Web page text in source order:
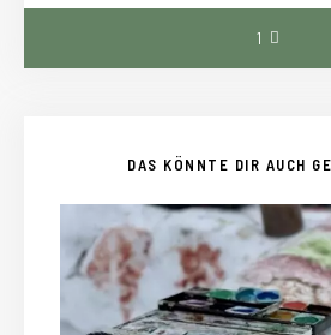
1
DAS KÖNNTE DIR AUCH